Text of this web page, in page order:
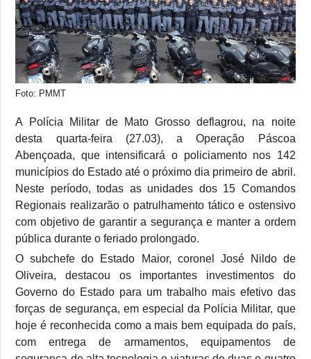
Foto: PMMT
A Polícia Militar de Mato Grosso deflagrou, na noite
desta quarta-feira (27.03), a Operação Páscoa
Abençoada, que intensificará o policiamento nos 142
municípios do Estado até o próximo dia primeiro de abril.
Neste período, todas as unidades dos 15 Comandos
Regionais realizarão o patrulhamento tático e ostensivo
com objetivo de garantir a segurança e manter a ordem
pública durante o feriado prolongado.
O subchefe do Estado Maior, coronel José Nildo de
Oliveira, destacou os importantes investimentos do
Governo do Estado para um trabalho mais efetivo das
forças de segurança, em especial da Polícia Militar, que
hoje é reconhecida como a mais bem equipada do país,
com entrega de armamentos, equipamentos de